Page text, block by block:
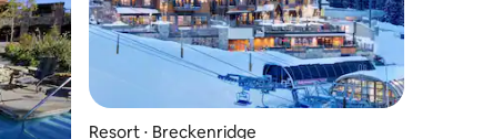
Resort ⋅ Breckenridge